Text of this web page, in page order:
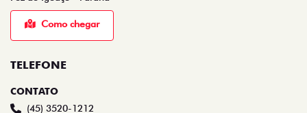
Como chegar
TELEFONE
CONTATO
(45) 3520-1212